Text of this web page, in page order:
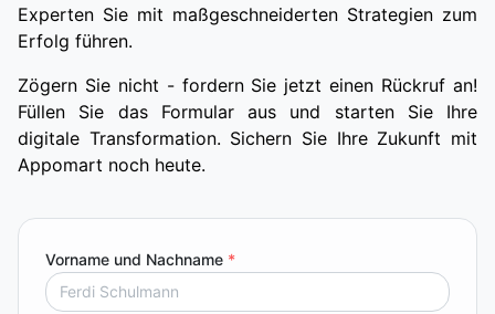
Experten Sie mit maßgeschneiderten Strategien zum
Erfolg führen.
Zögern Sie nicht - fordern Sie jetzt einen Rückruf an!
Füllen Sie das Formular aus und starten Sie Ihre
digitale Transformation. Sichern Sie Ihre Zukunft mit
Appomart noch heute.
Vorname und Nachname *